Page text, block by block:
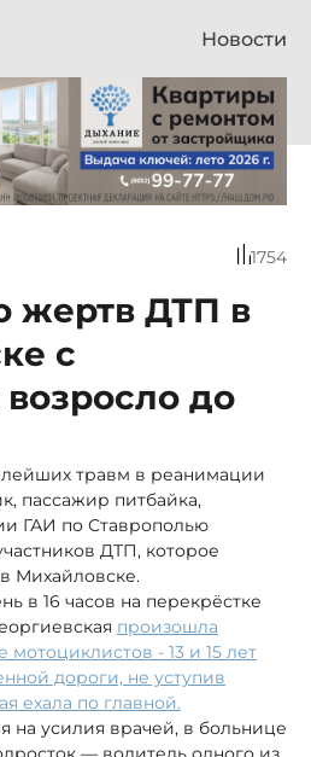
Новости
1754
жертв ДТП в
с
до
травм в реанимации
пассажир питбайка,
ГАИ по Ставрополью
ДТП, которое
Михайловске.
в 16 часов на перекрёстке
произошла
- 13 и 15 лет
дороги, не уступив
ехала по главной.
на усилия врачей, в больнице